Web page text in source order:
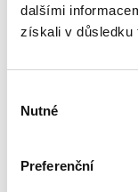
dalšími
získali v důsledku
souhlasu
Nutné
Preferenční